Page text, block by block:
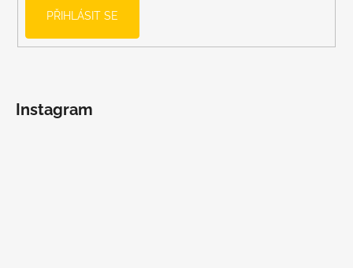
PŘIHLÁSIT SE
Instagram